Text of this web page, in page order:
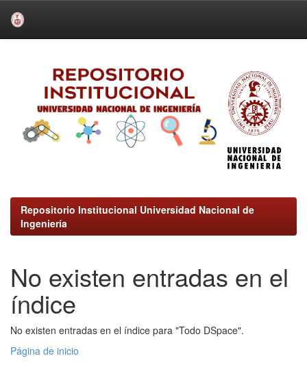
Repositorio Institucional Universidad Nacional de
Ingeniería
No existen entradas en el
índice
No existen entradas en el índice para "Todo DSpace".
Página de inicio